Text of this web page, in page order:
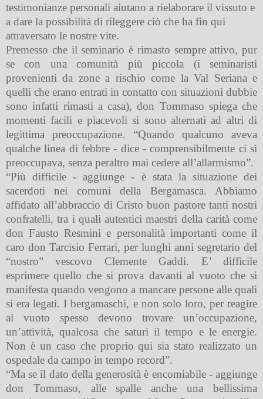
testimonianze personali aiutano a rielaborare il vissuto e
a dare la possibilità di rileggere ciò che ha fin qui
attraversato le nostre vite.
Premesso che il seminario è rimasto sempre attivo, pur
se con una comunità più piccola (i seminaristi
provenienti da zone a rischio come la Val Seriana e
quelli che erano entrati in contatto con situazioni dubbie
sono infatti rimasti a casa), don Tommaso spiega che
momenti facili e piacevoli si sono alternati ad altri di
legittima preoccupazione. “Quando qualcuno aveva
qualche linea di febbre - dice - comprensibilmente ci si
preoccupava, senza peraltro mai cedere all’allarmismo”.
“Più difficile - aggiunge - è stata la situazione dei
sacerdoti nei comuni della Bergamasca. Abbiamo
affidato all’abbraccio di Cristo buon pastore tanti nostri
confratelli, tra i quali autentici maestri della carità come
don Fausto Resmini e personalità importanti come il
caro don Tarcisio Ferrari, per lunghi anni segretario del
“nostro” vescovo Clemente Gaddi. E’ difficile
esprimere quello che si prova davanti al vuoto che si
manifesta quando vengono a mancare persone alle quali
si era legati. I bergamaschi, e non solo loro, per reagire
al vuoto spesso devono trovare un’occupazione,
un’attività, qualcosa che saturi il tempo e le energie.
Non è un caso che proprio qui sia stato realizzato un
ospedale da campo in tempo record”.
“Ma se il dato della generosità è encomiabile - aggiunge
don Tommaso, alle spalle anche una bellissima